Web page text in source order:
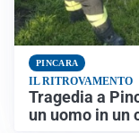
PINCARA
IL RITROVAMENTO
Tragedia a
un uomo in un